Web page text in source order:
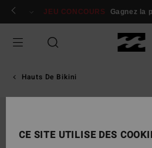
Passer
Se connecter / s'inscrire
JEU CONCOURS Gagnez la
Hauts De Bikini
CE SITE UTILISE DES